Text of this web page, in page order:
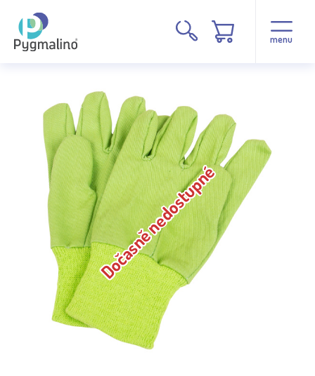
menu
Dočasně nedostupné